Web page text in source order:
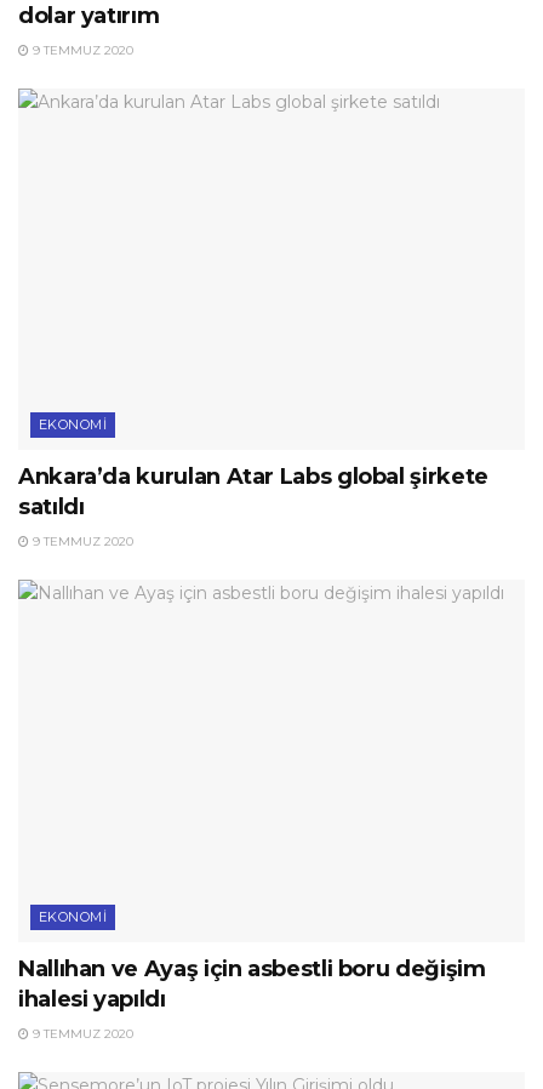
dolar yatırım
9 TEMMUZ 2020
EKONOMI
Ankara’da kurulan Atar Labs global şirkete
satıldı
9 TEMMUZ 2020
EKONOMI
Nallıhan ve Ayaş için asbestli boru değişim
ihalesi yapıldı
9 TEMMUZ 2020